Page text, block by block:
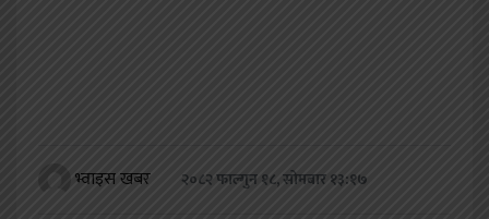
भ्वाइस खबर २०८२ फाल्गुन १८, सोमबार १३:१७